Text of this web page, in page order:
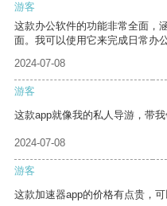
游客
这款办公软件的功能非常全面，
面。我可以使用它来完成日常办
2024-07-08
游客
这款app就像我的私人导游，带我
2024-07-08
游客
这款加速器app的价格有点贵，